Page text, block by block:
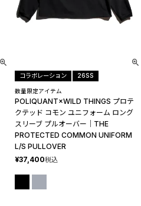
数量限定アイテム
POLIQUANT×WILD THINGS プロテ
クテッド コモン ユニフォーム ロング
スリーブ プルオーバー│THE
PROTECTED COMMON UNIFORM
L/S PULLOVER
コラボレーション 26SS
¥37,400税込